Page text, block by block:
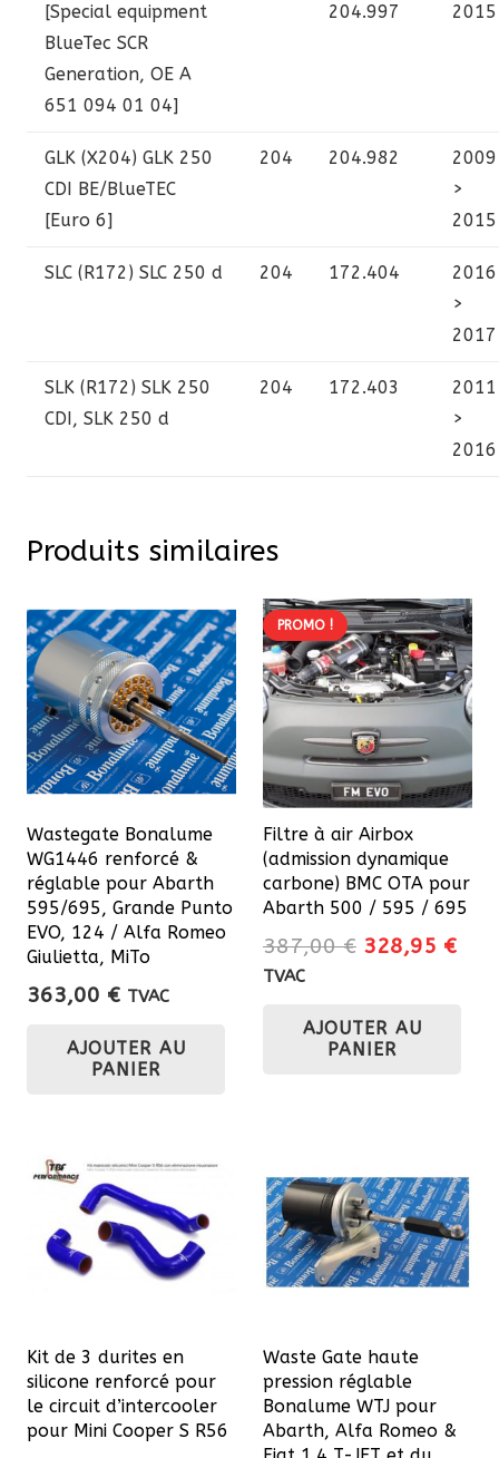
[Special equipment
BlueTec SCR
Generation, OE A
651 094 01 04]
204.997
2015
GLK (X204) GLK 250
CDI BE/BlueTEC
[Euro 6]
204 204.982
2009
>
2015
SLC (R172) SLC 250 d 204 172.404
2016
>
2017
SLK (R172) SLK 250
CDI, SLK 250 d
204 172.403
2011
>
2016
Produits similaires
Wastegate Bonalume
WG1446 renforcé &
réglable pour Abarth
595/695, Grande Punto
EVO, 124 / Alfa Romeo
Giulietta, MiTo
363,00 € TVAC
AJOUTER AU
PANIER
PROMO !
Filtre à air Airbox
(admission dynamique
carbone) BMC OTA pour
Abarth 500 / 595 / 695
387,00€ Le
était :
387,00 €.
328,95 €Le
TVAC
AJOUTER AU
PANIER
Kit de 3 durites en
silicone renforcé pour
le circuit d’intercooler
pour Mini Cooper S R56
Waste Gate haute
pression réglable
Bonalume WTJ pour
Abarth, Alfa Romeo &